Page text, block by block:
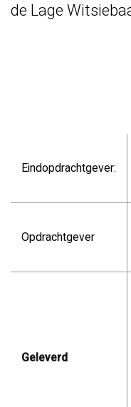
de Lage
Eindopdrachtgever:
Opdrachtgever
Geleverd